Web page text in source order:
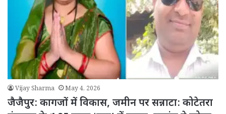
Vijay Sharma May 4, 2026
जैजैपुर: कागजों में विकास, जमीन पर सन्नाटा: कोटेतरा